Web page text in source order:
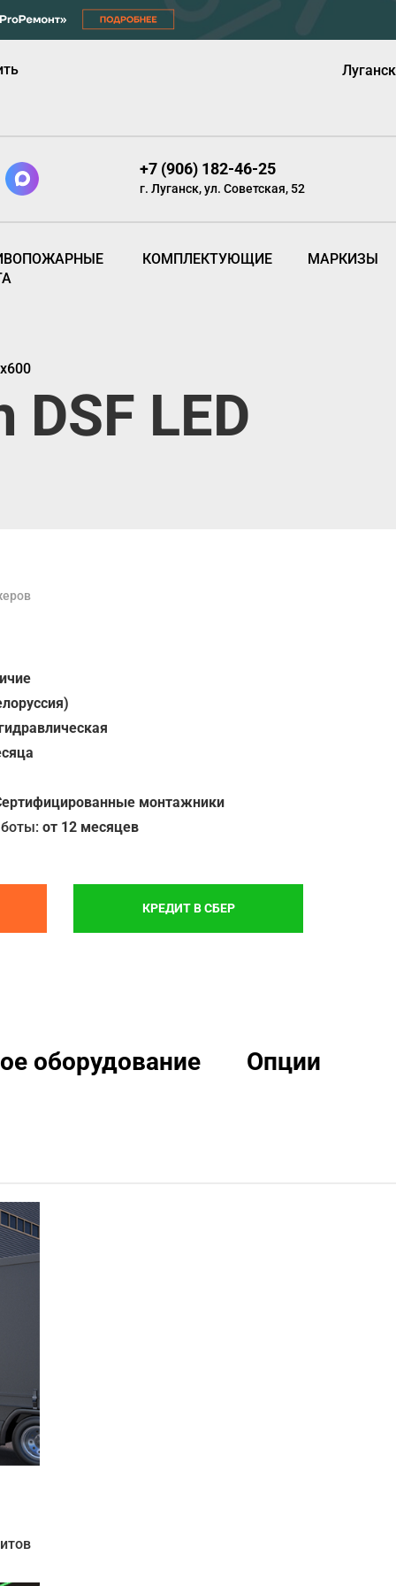
Луганск
+7 (906) 182-46-25
г. Луганск, ул. Советская, 52
КОМПЛЕКТУЮЩИЕ МАРКИЗЫ
LED
монтажники
от 12 месяцев
КРЕДИТ В СБЕР
оборудование Опции